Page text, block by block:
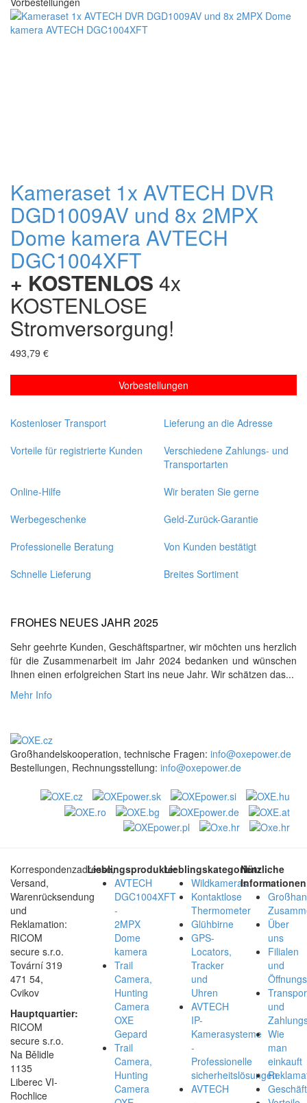
Kameraset 1x AVTECH DVR
DGD1009AV und 8x 2MPX
Dome kamera AVTECH
DGC1004XFT
+ KOSTENLOS 4x
KOSTENLOSE
Stromversorgung!
493,79 €
Vorbestellungen
Kostenloser Transport
Lieferung an die Adresse
Vorteile für registrierte Kunden
Verschiedene Zahlungs- und
Transportarten
Online-Hilfe
Wir beraten Sie gerne
Werbegeschenke
Geld-Zurück-Garantie
Professionelle Beratung
Von Kunden bestätigt
Schnelle Lieferung
Breites Sortiment
FROHES NEUES JAHR 2025
Sehr geehrte Kunden, Geschäftspartner, wir möchten uns herzlich
für die Zusammenarbeit im Jahr 2024 bedanken und wünschen
Ihnen einen erfolgreichen Start ins neue Jahr. Wir schätzen das...
Mehr Info
Großhandelskooperation, technische Fragen: info@oxepower.de
Bestellungen, Rechnungsstellung: info@oxepower.de
Korrespondenzadresse,
Versand,
Warenrücksendung
und
Reklamation:
RICOM
secure s.r.o.
Tovární 319
471 54,
Cvikov
Hauptquartier:
RICOM
secure s.r.o.
Na Bělidle
1135
Liberec VI-
Rochlice
Lieblingsprodukte:
AVTECH
DGC1004XFT
-
2MPX
Dome
kamera
Trail
Camera,
Hunting
Camera
OXE
Gepard
Trail
Camera,
Hunting
Camera
Lieblingskategorien:
Wildkameras
Kontaktlose
Thermometer
Glühbirne
GPS-
Locators,
Tracker
und
Uhren
AVTECH
IP-
Kamerasysteme
-
Professionelle
sicherheitslösungen
AVTECH
Nützliche
Über
uns
Filialen
und
und
Wie
man
einkauft